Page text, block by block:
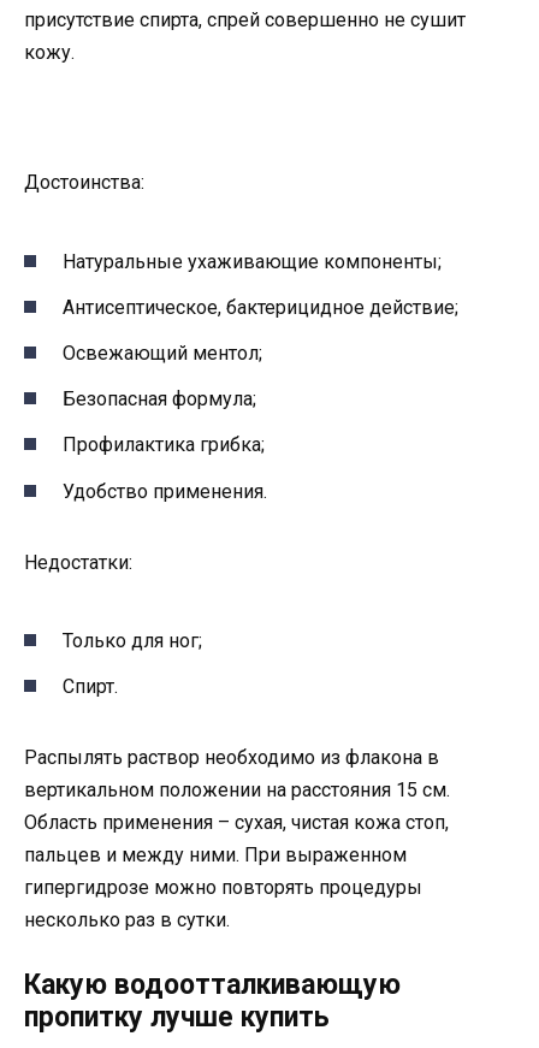
присутствие спирта, спрей совершенно не сушит
кожу.
Достоинства:
Натуральные ухаживающие компоненты;
Антисептическое, бактерицидное действие;
Освежающий ментол;
Безопасная формула;
Профилактика грибка;
Удобство применения.
Недостатки:
Только для ног;
Спирт.
Распылять раствор необходимо из флакона в
вертикальном положении на расстояния 15 см.
Область применения – сухая, чистая кожа стоп,
пальцев и между ними. При выраженном
гипергидрозе можно повторять процедуры
несколько раз в сутки.
Какую водоотталкивающую
пропитку лучше купить